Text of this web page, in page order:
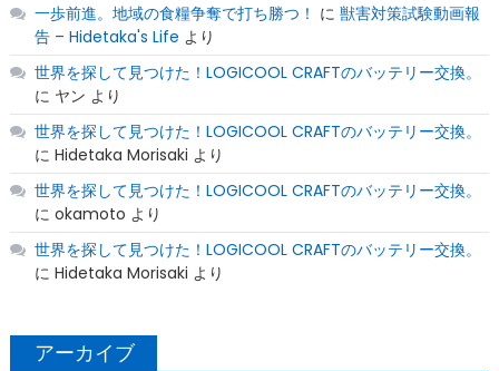
一歩前進。地域の食糧争奪で打ち勝つ！ に 獣害対策試験動画報
告 – Hidetaka's Life より
世界を探して見つけた！LOGICOOL CRAFTのバッテリー交換。
に ヤン より
世界を探して見つけた！LOGICOOL CRAFTのバッテリー交換。
に Hidetaka Morisaki より
世界を探して見つけた！LOGICOOL CRAFTのバッテリー交換。
に okamoto より
世界を探して見つけた！LOGICOOL CRAFTのバッテリー交換。
に Hidetaka Morisaki より
アーカイブ